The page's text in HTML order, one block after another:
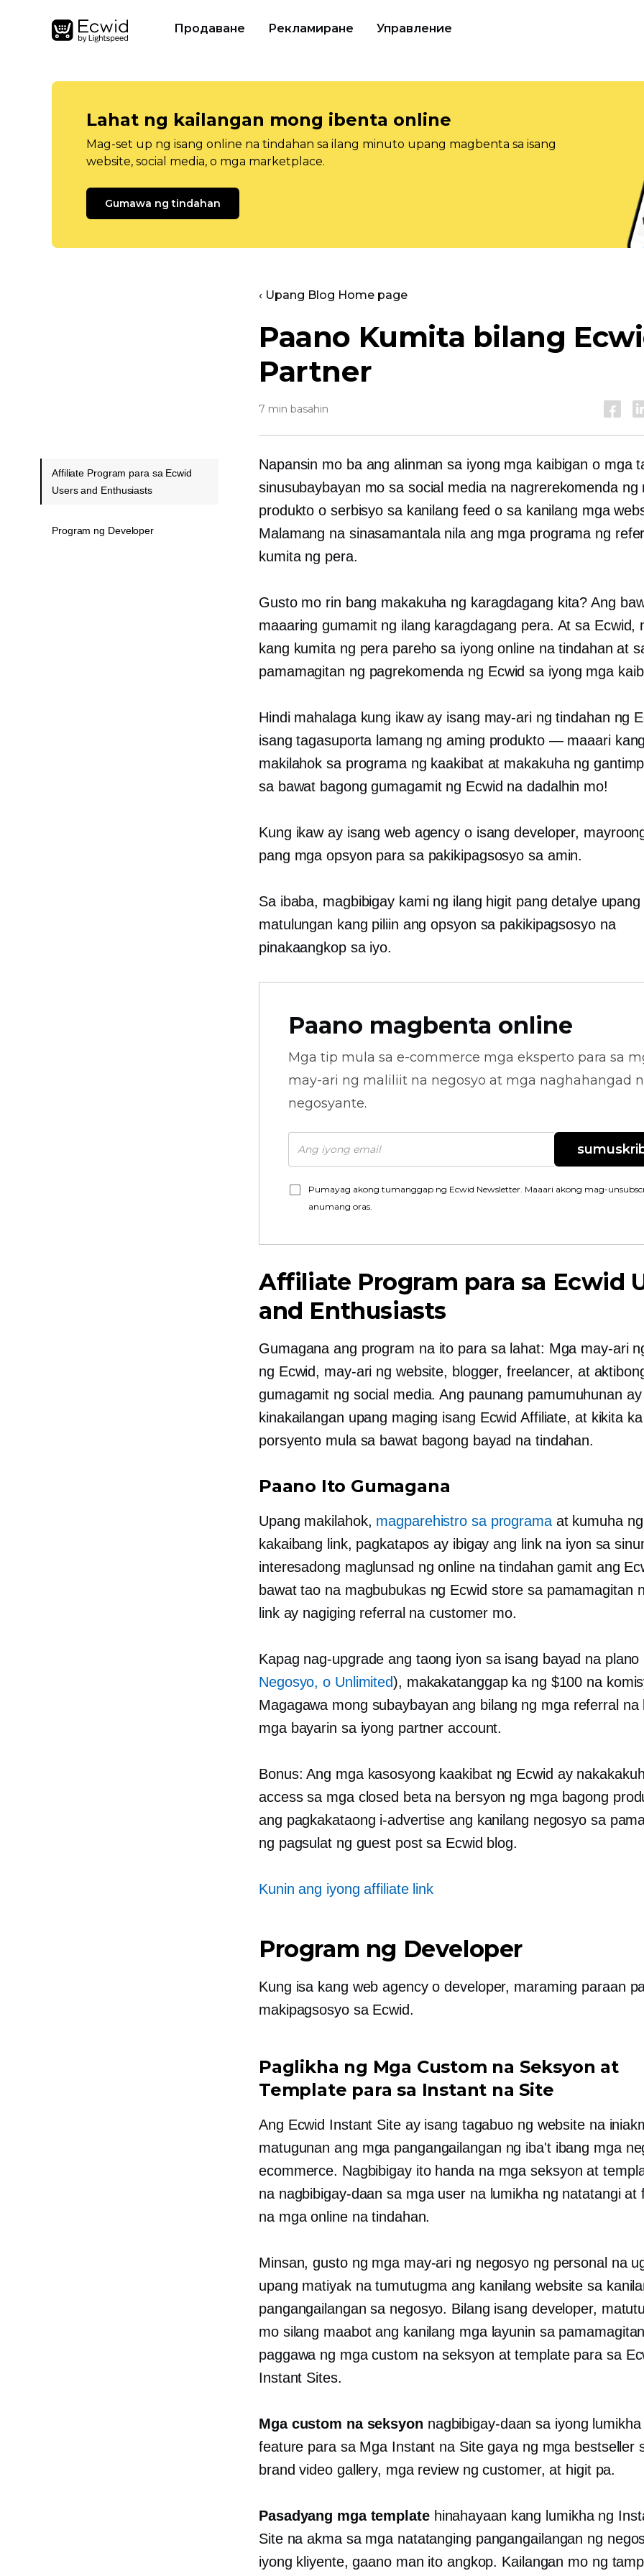
Продаване Рекламиране Управление
Lahat ng kailangan mong ibenta online
Mag-set up ng isang online na tindahan sa ilang minuto upang magbenta sa isang
website, social media, o mga marketplace.
Gumawa ng tindahan
‹ Upang Blog Home page
Paano Kumita bilang
Partner
7 min basahin
Napansin mo ba ang alinman sa iyong mga kaibigan o mga
sinusubaybayan mo sa social media na nagrerekomenda ng
produkto o serbisyo sa kanilang feed o sa kanilang mga
Malamang na sinasamantala nila ang mga programa ng
kumita ng pera.
Gusto mo rin bang makakuha ng karagdagang kita? Ang
maaaring gumamit ng ilang karagdagang pera. At sa Ecwid,
kang kumita ng pera pareho sa iyong online na tindahan at
pamamagitan ng pagrekomenda ng Ecwid sa iyong mga
Hindi mahalaga kung ikaw ay isang may-ari ng tindahan ng
isang tagasuporta lamang ng aming produkto — maaari kang
makilahok sa programa ng kaakibat at makakuha ng
sa bawat bagong gumagamit ng Ecwid na dadalhin mo!
Kung ikaw ay isang web agency o isang developer,
pang mga opsyon para sa pakikipagsosyo sa amin.
Sa ibaba, magbibigay kami ng ilang higit pang detalye upang
matulungan kang piliin ang opsyon sa pakikipagsosyo na
pinakaangkop sa iyo.
Paano magbenta online
Mga tip mula sa e-commerce mga eksperto para sa
may-ari ng maliliit na negosyo at mga naghahangad
negosyante.
Pumayag akong tumanggap ng Ecwid Newsletter. Maaari akong mag-
anumang oras.
Affiliate Program para sa Ecwid
and Enthusiasts
Gumagana ang program na ito para sa lahat: Mga may-ari
ng Ecwid, may-ari ng website, blogger, freelancer, at
gumagamit ng social media. Ang paunang pamumuhunan
kinakailangan upang maging isang Ecwid Affiliate, at kikita
porsyento mula sa bawat bagong bayad na tindahan.
Paano Ito Gumagana
Upang makilahok, magparehistro sa programaat kumuha ng
kakaibang link, pagkatapos ay ibigay ang link na iyon sa
interesadong maglunsad ng online na tindahan gamit ang
bawat tao na magbubukas ng Ecwid store sa pamamagitan
link ay nagiging referral na customer mo.
Kapag nag-upgrade ang taong iyon sa isang bayad na plano
Negosyo, o Unlimited), makakatanggap ka ng $100 na
Magagawa mong subaybayan ang bilang ng mga referral na
mga bayarin sa iyong partner account.
Bonus: Ang mga kasosyong kaakibat ng Ecwid ay
access sa mga closed beta na bersyon ng mga bagong
ang pagkakataong i-advertise ang kanilang negosyo sa
ng pagsulat ng guest post sa Ecwid blog.
Kunin ang iyong affiliate link
Program ng Developer
Kung isa kang web agency o developer, maraming paraan
makipagsosyo sa Ecwid.
Paglikha ng Mga Custom na Seksyon at
Template para sa Instant na Site
Ang Ecwid Instant Site ay isang tagabuo ng website na
matugunan ang mga pangangailangan ng iba't ibang mga
ecommerce. Nagbibigay ito handa namga seksyon at
na nagbibigay-daan sa mga user na lumikha ng natatangi at
na mga online na tindahan.
Minsan, gusto ng mga may-ari ng negosyo ng personal na
upang matiyak na tumutugma ang kanilang website sa
pangangailangan sa negosyo. Bilang isang developer,
mo silang maabot ang kanilang mga layunin sa
paggawa ng mga custom na seksyon at template para sa
Instant Sites.
Mga custom na seksyon nagbibigay-daan sa iyong
feature para sa Mga Instant na Site gaya ng mga bestseller
brand video gallery, mga review ng customer, at higit pa.
Pasadyang mga templatehinahayaan kang lumikha ng
Site na akma sa mga natatanging pangangailangan ng
iyong kliyente, gaano man ito angkop. Kailangan mo ng
Affiliate Program para sa Ecwid
Users and Enthusiasts
Program ng Developer